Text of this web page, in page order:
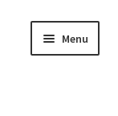
Menu